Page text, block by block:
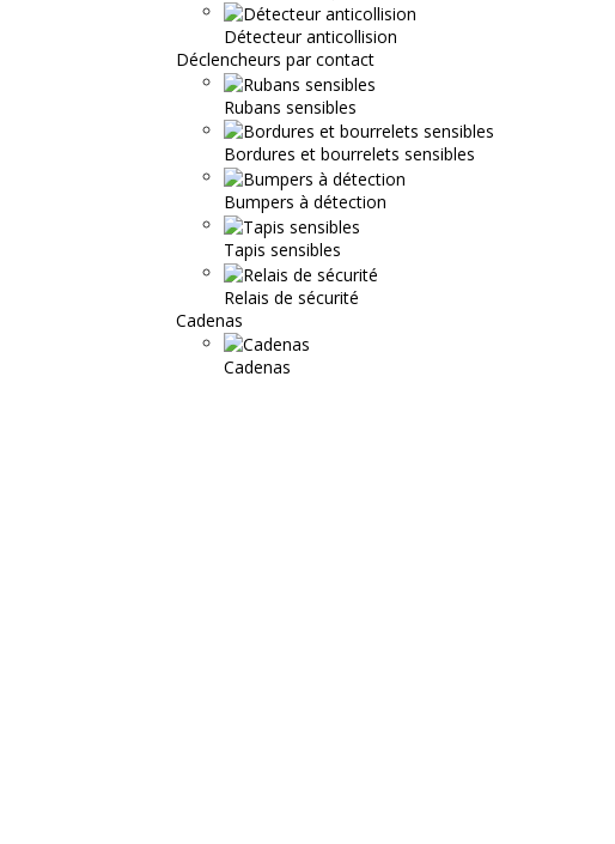
Détecteur anticollision
Déclencheurs par contact
Rubans sensibles
Bordures et bourrelets sensibles
Bumpers à détection
Tapis sensibles
Relais de sécurité
Cadenas
Cadenas